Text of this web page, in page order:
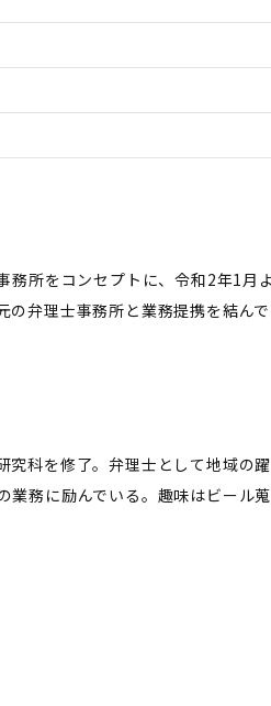
所をコンセプトに、令和2年1月
弁理士事務所と業務提携を結ん
科を修了。弁理士として地域の
業務に励んでいる。趣味はビール